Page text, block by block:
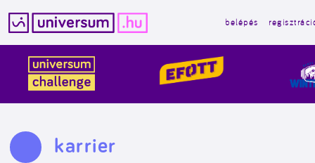
tartalomba
belépés
karrier